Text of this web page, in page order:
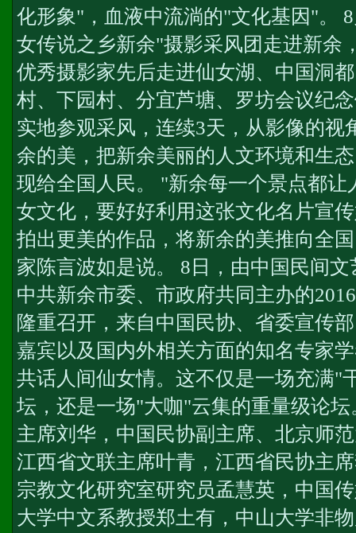
化形象"，血液中流淌的"文化基因"。
女传说之乡新余"摄影采风团走进新余
优秀摄影家先后走进仙女湖、中国洞
村、下园村、分宜芦塘、罗坊会议纪
实地参观采风，连续3天，从影像的视
余的美，把新余美丽的人文环境和生
现给全国人民。 "新余每一个景点都
女文化，要好好利用这张文化名片宣
拍出更美的作品，将新余的美推向全
家陈言波如是说。 8日，由中国民间
中共新余市委、市政府共同主办的
隆重召开，来自中国民协、省委宣传
嘉宾以及国内外相关方面的知名专家
共话人间仙女情。这不仅是一场充满"
坛，还是一场"大咖"云集的重量级论
主席刘华，中国民协副主席、北京师
江西省文联主席叶青，江西省民协主
宗教文化研究室研究员孟慧英，中国
大学中文系教授郑土有，中山大学非